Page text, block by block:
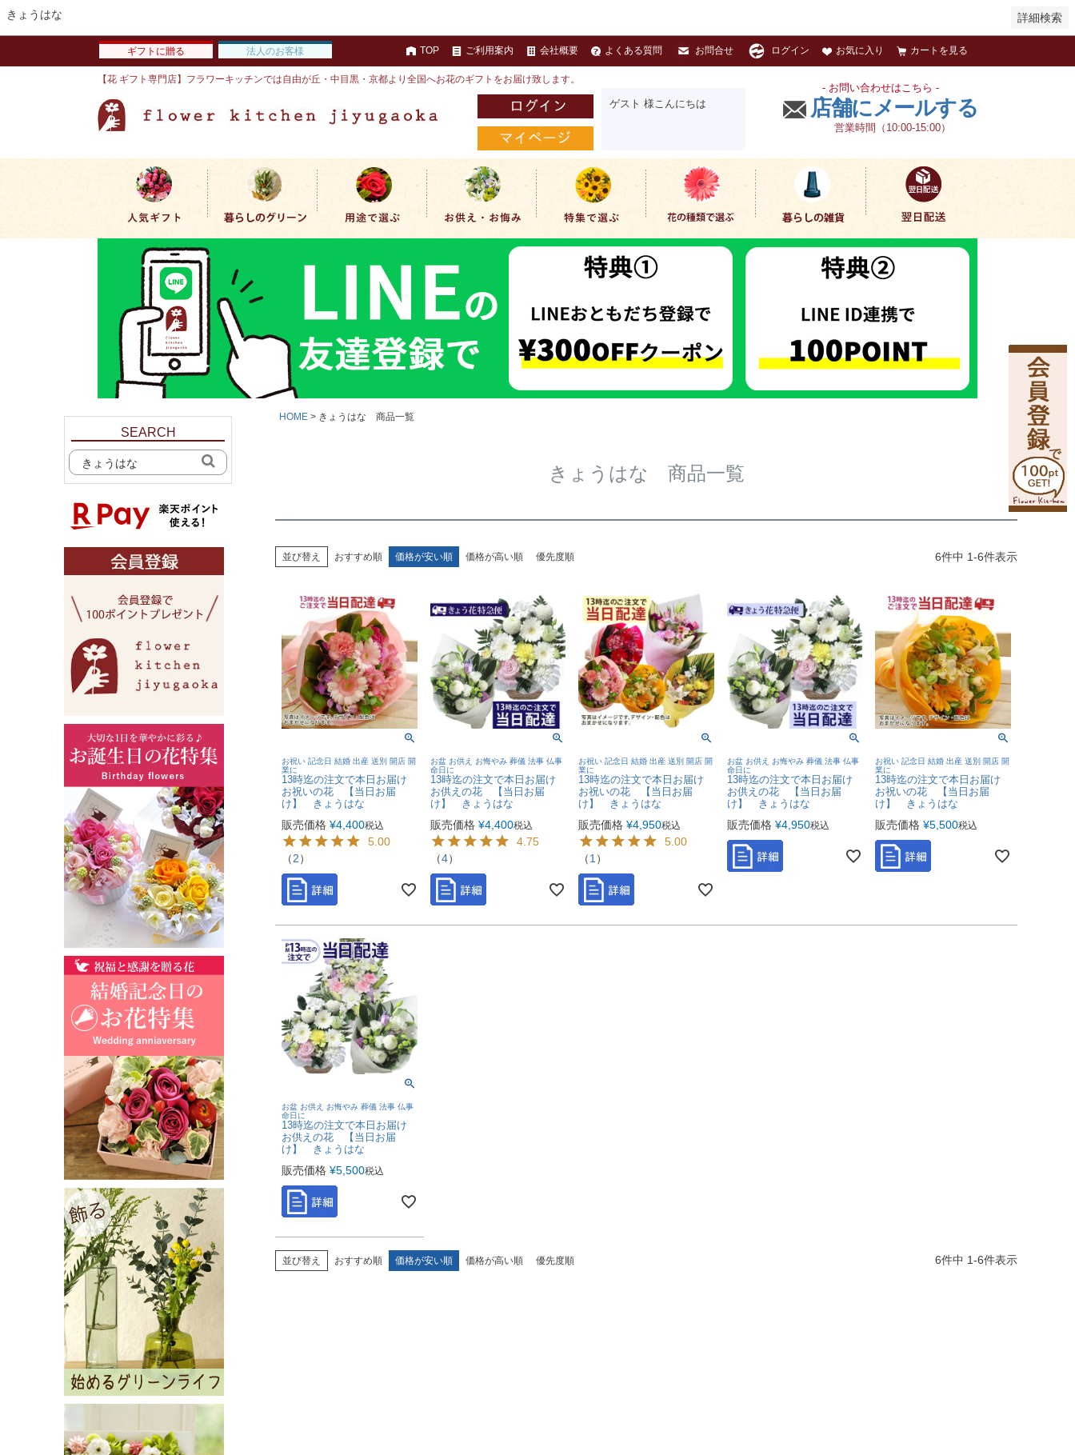
きょうはな 詳細検索
ギフトに贈る 法人のお客様 TOP ご利用案内 会社概要 よくある質問 お問合せ ログイン お気に入り カートを見る
【花 ギフト専門店】フラワーキッチンでは自由が丘・中目黒・京都より全国へお花のギフトをお届け致します。
ゲスト 様こんにちは
- お問い合わせはこちら -
店舗にメールする
営業時間（10:00-15:00）
SEARCH
HOME きょうはな 商品一覧
きょうはな 商品一覧
並び替え おすすめ順 価格が安い順 価格が高い順 優先度順 6件中 1-6件表示
お祝い 記念日 結婚 出産 送別 開店 開
業に
13時迄の注文で本日お届け
お祝いの花 【当日お届
け】 きょうはな
販売価格 ¥4,400税込
5.00
（2）
お盆 お供え お悔やみ 葬儀 法事 仏事
命日に
13時迄の注文で本日お届け
お供えの花 【当日お届
け】 きょうはな
販売価格 ¥4,400税込
4.75
（4）
お祝い 記念日 結婚 出産 送別 開店 開
業に
13時迄の注文で本日お届け
お祝いの花 【当日お届
け】 きょうはな
販売価格 ¥4,950税込
5.00
（1 ）
お盆 お供え お悔やみ 葬儀 法事 仏事
命日に
13時迄の注文で本日お届け
お供えの花 【当日お届
け】 きょうはな
販売価格 ¥4,950税込
お祝い 記念日 結婚 出産 送別 開店 開
業に
13時迄の注文で本日お届け
お祝いの花 【当日お届
け】 きょうはな
販売価格 ¥5,500税込
お盆 お供え お悔やみ 葬儀 法事 仏事
命日に
13時迄の注文で本日お届け
お供えの花 【当日お届
け】 きょうはな
販売価格 ¥5,500税込
並び替え おすすめ順 価格が安い順 価格が高い順 優先度順 6件中 1-6件表示